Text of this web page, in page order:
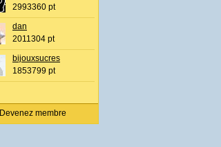
2993360 pt
dan
2011304 pt
bijouxsucres
1853799 pt
Devenez membre